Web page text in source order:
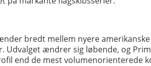
bredt mellem nyere
Udvalget ændrer sig løbende, og
end de mest volumenorienterede